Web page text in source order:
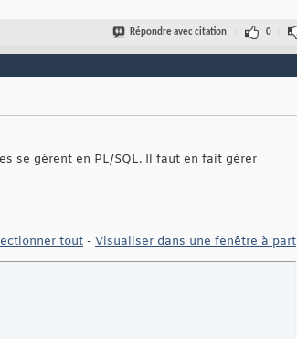
Répondre avec citation 0
se gèrent en PL/SQL. Il faut en fait gérer
tout - Visualiser dans une fenêtre à part